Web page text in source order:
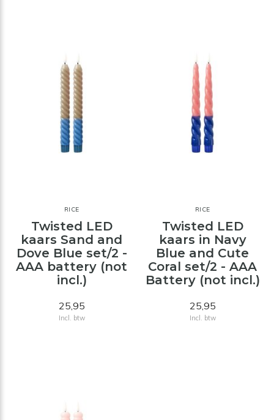
RICE
Twisted LED
kaars Sand and
Dove Blue set/2 -
AAA battery (not
incl.)
25,95
Incl. btw
RICE
Twisted LED
kaars in Navy
Blue and Cute
Coral set/2 - AAA
Battery (not incl.)
25,95
Incl. btw